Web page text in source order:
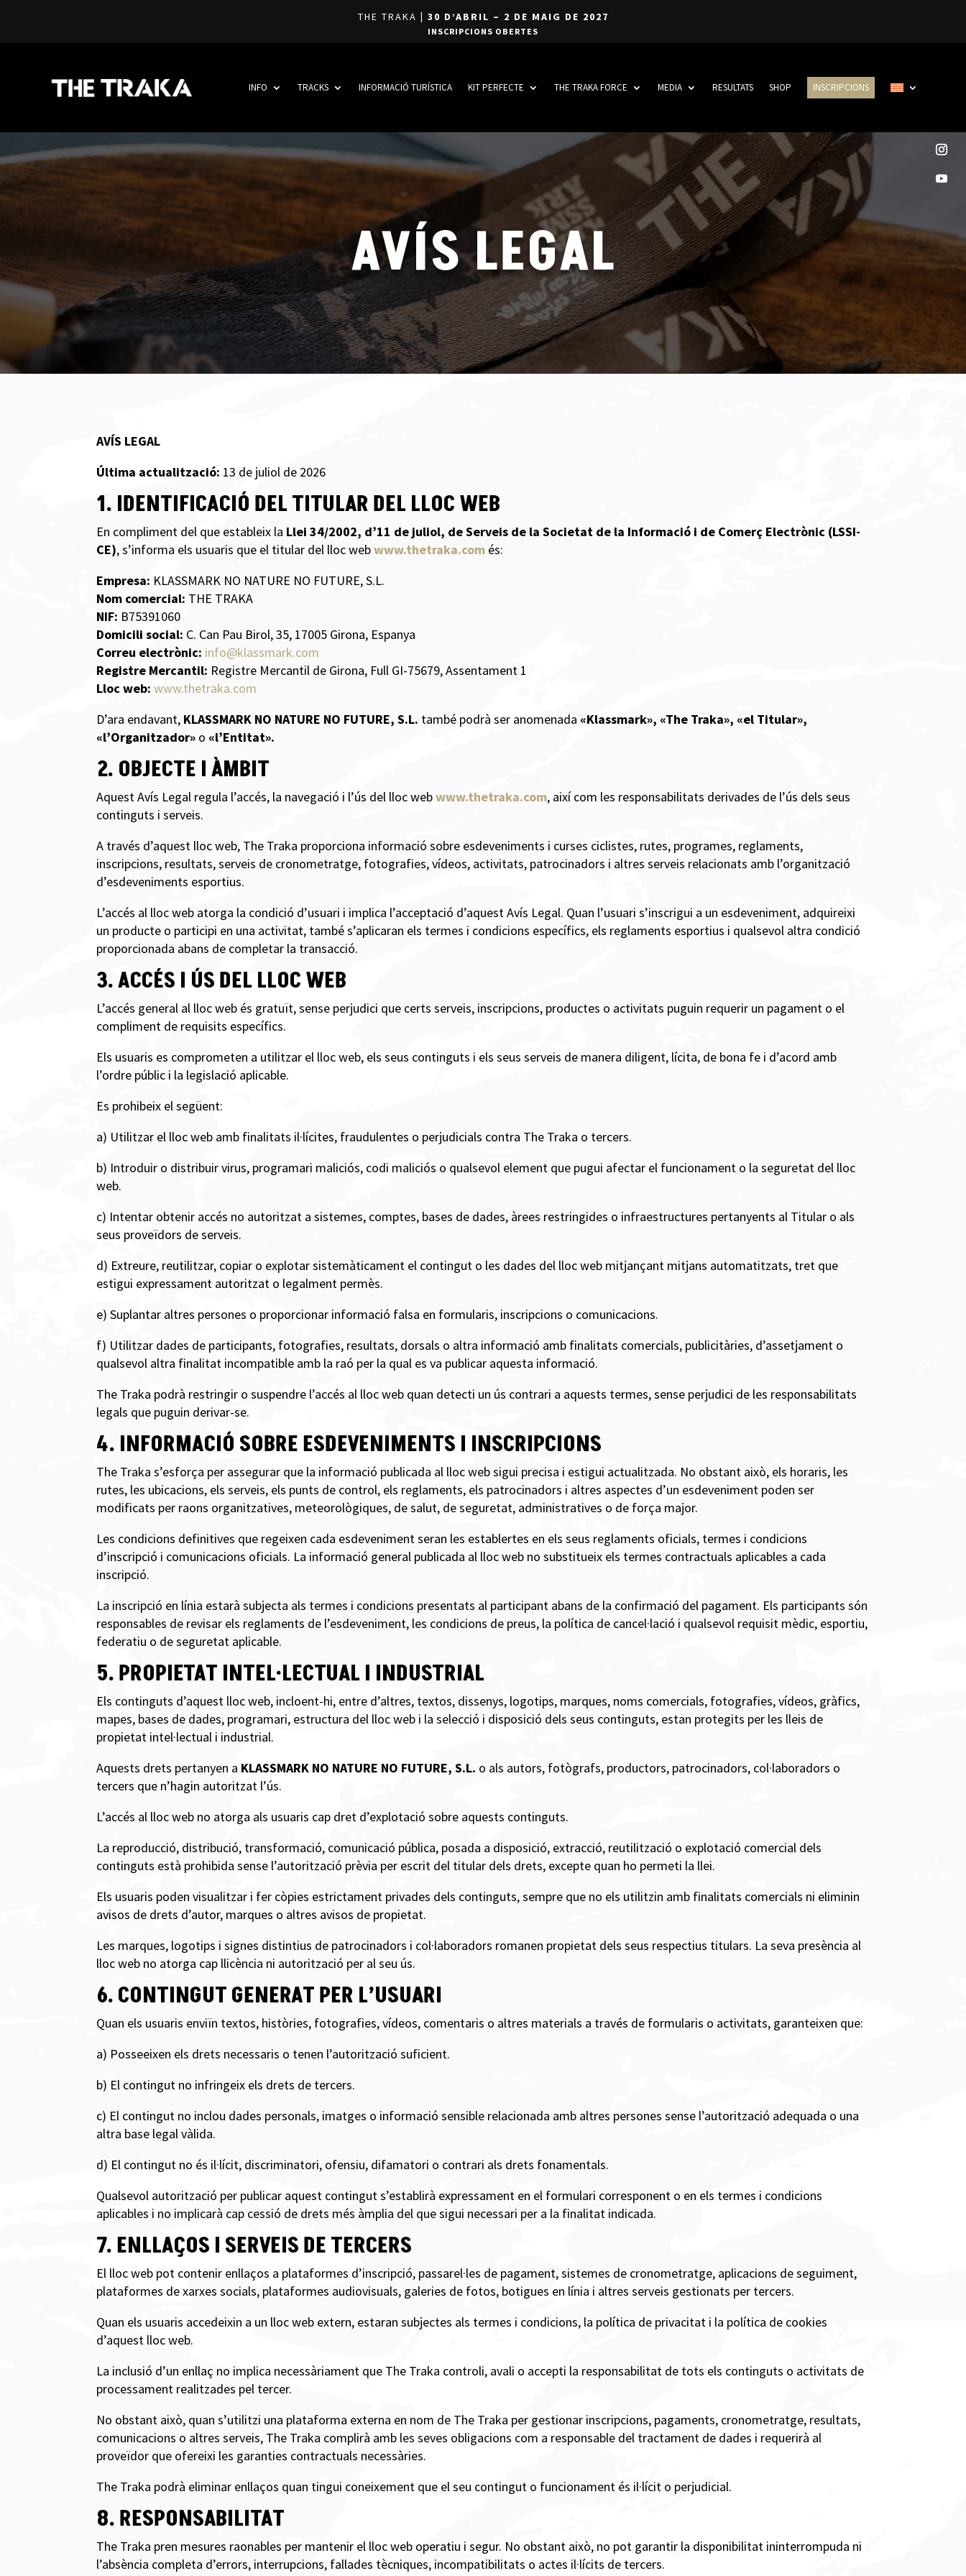
THE TRAKA | 30 D’ABRIL – 2 DE MAIG DE 2027
INSCRIPCIONS OBERTES
INFO TRACKS INFORMACIÓ TURÍSTICA KIT PERFECTE THE TRAKA FORCE MEDIA RESULTATS SHOP INSCRIPCIONS
AVÍS LEGAL
AVÍS LEGAL
Última actualització: 13 de juliol de 2026
1. IDENTIFICACIÓ DEL TITULAR DEL LLOC WEB
En compliment del que estableix la Llei 34/2002, d’11 de juliol, de Serveis de la Societat de la Informació i de Comerç Electrònic (LSSI-
CE), s’informa els usuaris que el titular del lloc webwww.thetraka.com és:
Empresa: KLASSMARK NO NATURE NO FUTURE, S.L.
Nom comercial: THE TRAKA
NIF: B75391060
Domicili social: C. Can Pau Birol, 35, 17005 Girona, Espanya
Correu electrònic: info@klassmark.com
Registre Mercantil: Registre Mercantil de Girona, Full GI-75679, Assentament 1
Lloc web: www.thetraka.com
D’ara endavant, KLASSMARK NO NATURE NO FUTURE, S.L. també podrà ser anomenada «Klassmark», «The Traka», «el Titular»,
«l’Organitzador» o «l’Entitat».
2. OBJECTE I ÀMBIT
Aquest Avís Legal regula l’accés, la navegació i l’ús del lloc webwww.thetraka.com, així com les responsabilitats derivades de l’ús dels seus
continguts i serveis.
A través d’aquest lloc web, The Traka proporciona informació sobre esdeveniments i curses ciclistes, rutes, programes, reglaments,
inscripcions, resultats, serveis de cronometratge, fotografies, vídeos, activitats, patrocinadors i altres serveis relacionats amb l’organització
d’esdeveniments esportius.
L’accés al lloc web atorga la condició d’usuari i implica l’acceptació d’aquest Avís Legal. Quan l’usuari s’inscrigui a un esdeveniment, adquireixi
un producte o participi en una activitat, també s’aplicaran els termes i condicions específics, els reglaments esportius i qualsevol altra condició
proporcionada abans de completar la transacció.
3. ACCÉS I ÚS DEL LLOC WEB
L’accés general al lloc web és gratuït, sense perjudici que certs serveis, inscripcions, productes o activitats puguin requerir un pagament o el
compliment de requisits específics.
Els usuaris es comprometen a utilitzar el lloc web, els seus continguts i els seus serveis de manera diligent, lícita, de bona fe i d’acord amb
l’ordre públic i la legislació aplicable.
Es prohibeix el següent:
a) Utilitzar el lloc web amb finalitats il·lícites, fraudulentes o perjudicials contra The Traka o tercers.
b) Introduir o distribuir virus, programari maliciós, codi maliciós o qualsevol element que pugui afectar el funcionament o la seguretat del lloc
web.
c) Intentar obtenir accés no autoritzat a sistemes, comptes, bases de dades, àrees restringides o infraestructures pertanyents al Titular o als
seus proveïdors de serveis.
d) Extreure, reutilitzar, copiar o explotar sistemàticament el contingut o les dades del lloc web mitjançant mitjans automatitzats, tret que
estigui expressament autoritzat o legalment permès.
e) Suplantar altres persones o proporcionar informació falsa en formularis, inscripcions o comunicacions.
f) Utilitzar dades de participants, fotografies, resultats, dorsals o altra informació amb finalitats comercials, publicitàries, d’assetjament o
qualsevol altra finalitat incompatible amb la raó per la qual es va publicar aquesta informació.
The Traka podrà restringir o suspendre l’accés al lloc web quan detecti un ús contrari a aquests termes, sense perjudici de les responsabilitats
legals que puguin derivar-se.
4. INFORMACIÓ SOBRE ESDEVENIMENTS I INSCRIPCIONS
The Traka s’esforça per assegurar que la informació publicada al lloc web sigui precisa i estigui actualitzada. No obstant això, els horaris, les
rutes, les ubicacions, els serveis, els punts de control, els reglaments, els patrocinadors i altres aspectes d’un esdeveniment poden ser
modificats per raons organitzatives, meteorològiques, de salut, de seguretat, administratives o de força major.
Les condicions definitives que regeixen cada esdeveniment seran les establertes en els seus reglaments oficials, termes i condicions
d’inscripció i comunicacions oficials. La informació general publicada al lloc web no substitueix els termes contractuals aplicables a cada
inscripció.
La inscripció en línia estarà subjecta als termes i condicions presentats al participant abans de la confirmació del pagament. Els participants són
responsables de revisar els reglaments de l’esdeveniment, les condicions de preus, la política de cancel·lació i qualsevol requisit mèdic, esportiu,
federatiu o de seguretat aplicable.
5. PROPIETAT INTEL·LECTUAL I INDUSTRIAL
Els continguts d’aquest lloc web, incloent-hi, entre d’altres, textos, dissenys, logotips, marques, noms comercials, fotografies, vídeos, gràfics,
mapes, bases de dades, programari, estructura del lloc web i la selecció i disposició dels seus continguts, estan protegits per les lleis de
propietat intel·lectual i industrial.
Aquests drets pertanyen a KLASSMARK NO NATURE NO FUTURE, S.L. o als autors, fotògrafs, productors, patrocinadors, col·laboradors o
tercers que n’hagin autoritzat l’ús.
L’accés al lloc web no atorga als usuaris cap dret d’explotació sobre aquests continguts.
La reproducció, distribució, transformació, comunicació pública, posada a disposició, extracció, reutilització o explotació comercial dels
continguts està prohibida sense l’autorització prèvia per escrit del titular dels drets, excepte quan ho permeti la llei.
Els usuaris poden visualitzar i fer còpies estrictament privades dels continguts, sempre que no els utilitzin amb finalitats comercials ni eliminin
avisos de drets d’autor, marques o altres avisos de propietat.
Les marques, logotips i signes distintius de patrocinadors i col·laboradors romanen propietat dels seus respectius titulars. La seva presència al
lloc web no atorga cap llicència ni autorització per al seu ús.
6. CONTINGUT GENERAT PER L’USUARI
Quan els usuaris enviïn textos, històries, fotografies, vídeos, comentaris o altres materials a través de formularis o activitats, garanteixen que:
a) Posseeixen els drets necessaris o tenen l’autorització suficient.
b) El contingut no infringeix els drets de tercers.
c) El contingut no inclou dades personals, imatges o informació sensible relacionada amb altres persones sense l’autorització adequada o una
altra base legal vàlida.
d) El contingut no és il·lícit, discriminatori, ofensiu, difamatori o contrari als drets fonamentals.
Qualsevol autorització per publicar aquest contingut s’establirà expressament en el formulari corresponent o en els termes i condicions
aplicables i no implicarà cap cessió de drets més àmplia del que sigui necessari per a la finalitat indicada.
7. ENLLAÇOS I SERVEIS DE TERCERS
El lloc web pot contenir enllaços a plataformes d’inscripció, passarel·les de pagament, sistemes de cronometratge, aplicacions de seguiment,
plataformes de xarxes socials, plataformes audiovisuals, galeries de fotos, botigues en línia i altres serveis gestionats per tercers.
Quan els usuaris accedeixin a un lloc web extern, estaran subjectes als termes i condicions, la política de privacitat i la política de cookies
d’aquest lloc web.
La inclusió d’un enllaç no implica necessàriament que The Traka controli, avali o accepti la responsabilitat de tots els continguts o activitats de
processament realitzades pel tercer.
No obstant això, quan s’utilitzi una plataforma externa en nom de The Traka per gestionar inscripcions, pagaments, cronometratge, resultats,
comunicacions o altres serveis, The Traka complirà amb les seves obligacions com a responsable del tractament de dades i requerirà al
proveïdor que ofereixi les garanties contractuals necessàries.
The Traka podrà eliminar enllaços quan tingui coneixement que el seu contingut o funcionament és il·lícit o perjudicial.
8. RESPONSABILITAT
The Traka pren mesures raonables per mantenir el lloc web operatiu i segur. No obstant això, no pot garantir la disponibilitat ininterrompuda ni
l’absència completa d’errors, interrupcions, fallades tècniques, incompatibilitats o actes il·lícits de tercers.